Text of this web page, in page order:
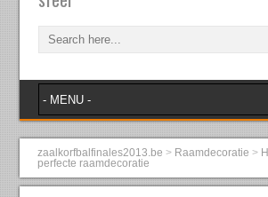
zaalkorfbalfinales2013.be > Raamdecoratie >
perfecte raamdecoratie